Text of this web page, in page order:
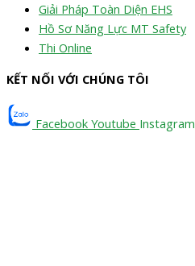
Giải Pháp Toàn Diện EHS
Hồ Sơ Năng Lực MT Safety
Thi Online
KẾT NỐI VỚI CHÚNG TÔI
Facebook Youtube Instagram